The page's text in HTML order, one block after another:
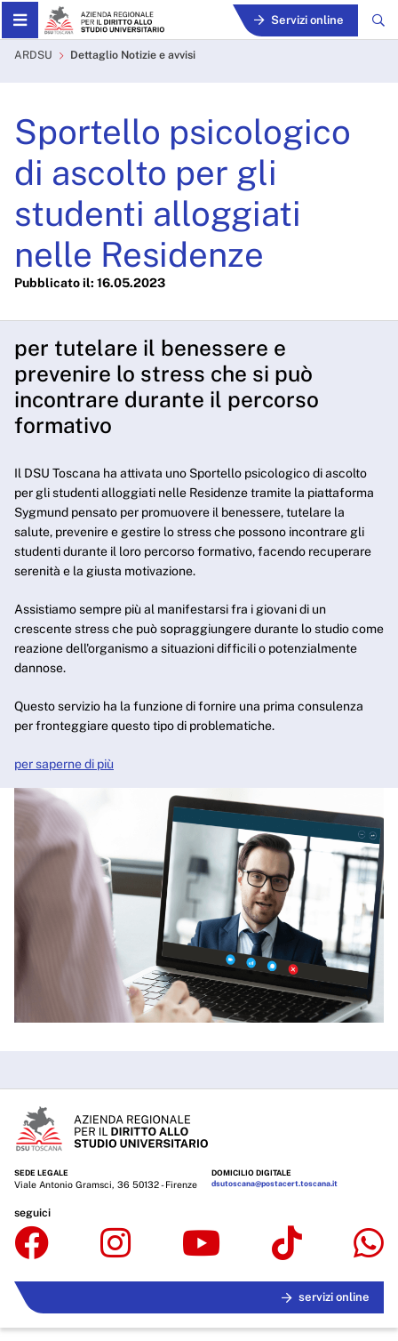
Skip to Main Content Servizi online
Sportello psicologico di
ARDSU Dettaglio Notizie e avvisi
Sportello psicologico
di ascolto per gli
studenti alloggiati
nelle Residenze
Pubblicato il: 16.05.2023
per tutelare il benessere e
prevenire lo stress che si può
incontrare durante il percorso
formativo
Il DSU Toscana ha attivata uno Sportello psicologico di ascolto
per gli studenti alloggiati nelle Residenze tramite la piattaforma
Sygmund pensato per promuovere il benessere, tutelare la
salute, prevenire e gestire lo stress che possono incontrare gli
studenti durante il loro percorso formativo, facendo recuperare
serenità e la giusta motivazione.
Assistiamo sempre più al manifestarsi fra i giovani di un
crescente stress che può sopraggiungere durante lo studio come
reazione dell'organismo a situazioni difficili o potenzialmente
dannose.
Questo servizio ha la funzione di fornire una prima consulenza
per fronteggiare questo tipo di problematiche.
per saperne di più
SEDE LEGALE
Viale Antonio Gramsci, 36 50132 - Firenze
DOMICILIO DIGITALE
dsutoscana@postacert.toscana.it
seguici
servizi online